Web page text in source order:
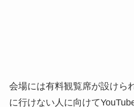
会場には有料観覧席が設けら
に行けない人に向けて